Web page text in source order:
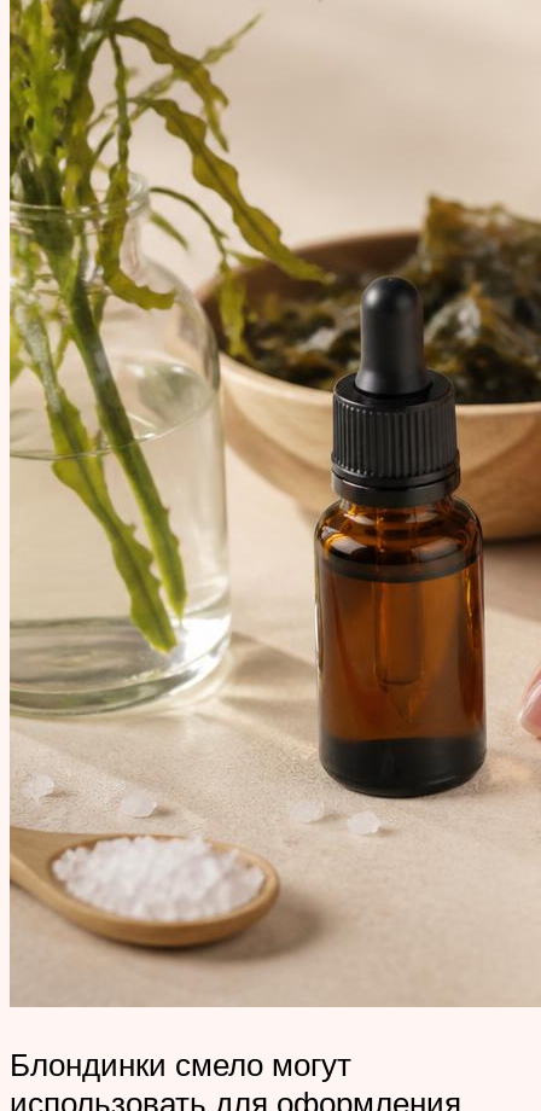
Блондинки смело могут
использовать для оформления